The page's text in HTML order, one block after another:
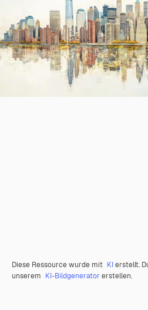
Diese Ressource wurde mit KIerstellt.
unserem KI-Bildgenerator erstellen.